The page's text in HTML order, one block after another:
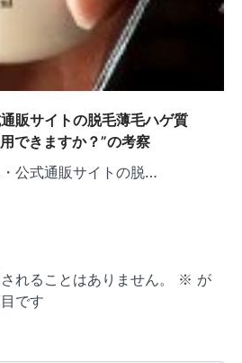
販サイトの脱毛薄毛ハゲ質
できますか？”の考察
公式通販サイトの脱…
れることはありません。 ※ が
です